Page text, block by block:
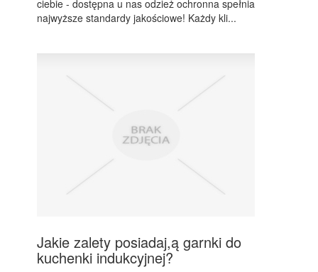
ciebie - dostępna u nas odzież ochronna spełnia
najwyższe standardy jakościowe! Każdy kli...
Jakie zalety posiadaj,ą garnki do
kuchenki indukcyjnej?